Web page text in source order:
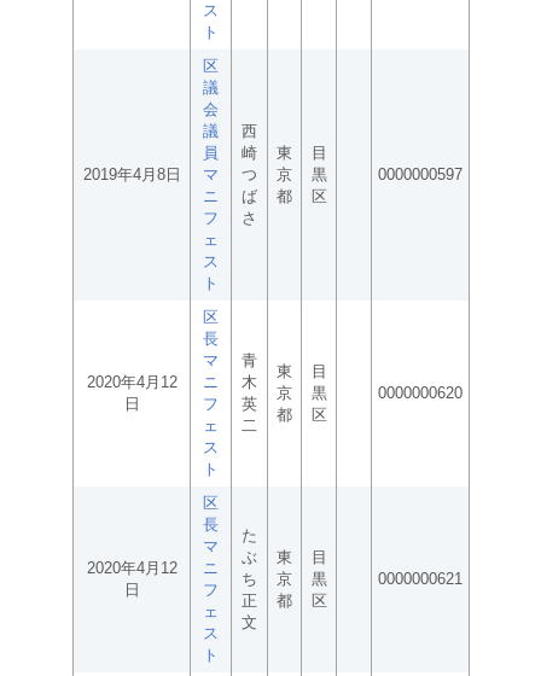
ス
ト
2019年4月8日
区
議
会
議
員
マ
ニ
フ
ェ
ス
ト
西
崎
つ
ば
さ
東
京
都
目
黒
区
0000000597
2020年4月12
日
区
長
マ
ニ
フ
ェ
ス
ト
青
木
英
二
東
京
都
目
黒
区
0000000620
2020年4月12
日
区
長
マ
ニ
フ
ェ
ス
ト
た
ぶ
ち
正
文
東
京
都
目
黒
区
0000000621